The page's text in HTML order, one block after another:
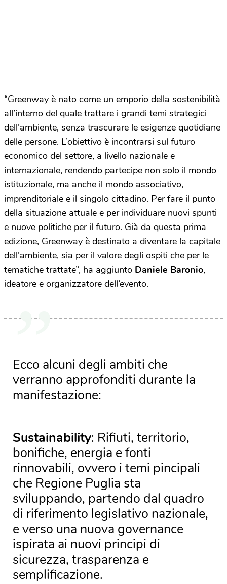
“Greenway è nato come un emporio della sostenibilità
all’interno del quale trattare i grandi temi strategici
dell’ambiente, senza trascurare le esigenze quotidiane
delle persone. L’obiettivo è incontrarsi sul futuro
economico del settore, a livello nazionale e
internazionale, rendendo partecipe non solo il mondo
istituzionale, ma anche il mondo associativo,
imprenditoriale e il singolo cittadino. Per fare il punto
della situazione attuale e per individuare nuovi spunti
e nuove politiche per il futuro. Già da questa prima
edizione, Greenway è destinato a diventare la capitale
dell’ambiente, sia per il valore degli ospiti che per le
tematiche trattate”, ha aggiunto Daniele Baronio,
ideatore e organizzatore dell’evento.
Ecco alcuni degli ambiti che
verranno approfonditi durante la
manifestazione:
Sustainability: Rifiuti, territorio,
bonifiche, energia e fonti
rinnovabili, ovvero i temi pincipali
che Regione Puglia sta
sviluppando, partendo dal quadro
di riferimento legislativo nazionale,
e verso una nuova governance
ispirata ai nuovi principi di
sicurezza, trasparenza e
semplificazione.